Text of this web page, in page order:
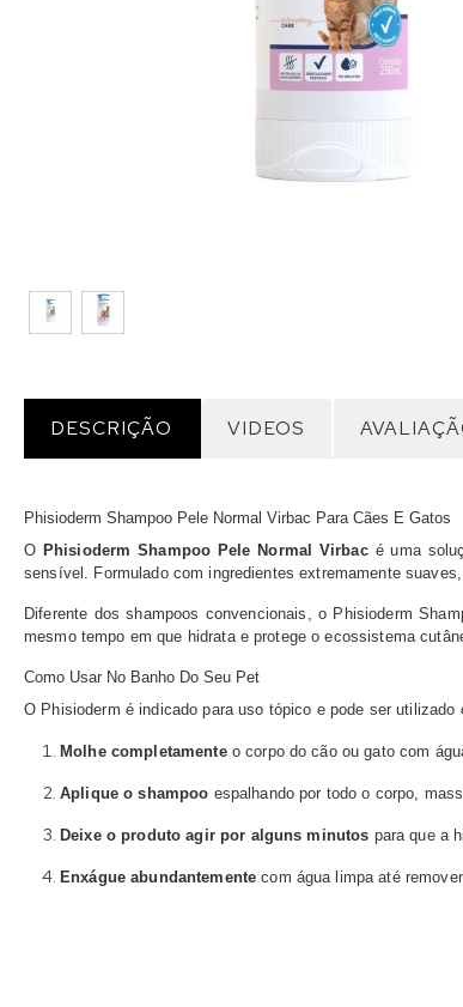
DESCRIÇÃO VIDEOS
Phisioderm Shampoo Pele Normal Virbac Para Cães E Gatos
O Phisioderm Shampoo Pele Normal Virbacé uma
sensível. Formulado com ingredientes extremamente
Diferente dos shampoos convencionais, o Phisioderm
mesmo tempo em que hidrata e protege o ecossistema
Como Usar No Banho Do Seu Pet
O Phisioderm é indicado para uso tópico e pode ser utilizado
Molhe completamenteo corpo do cão ou gato com
Aplique o shampoo espalhando por todo o corpo,
Deixe o produto agir por alguns minutos para que a
Enxágue abundantemente com água limpa até